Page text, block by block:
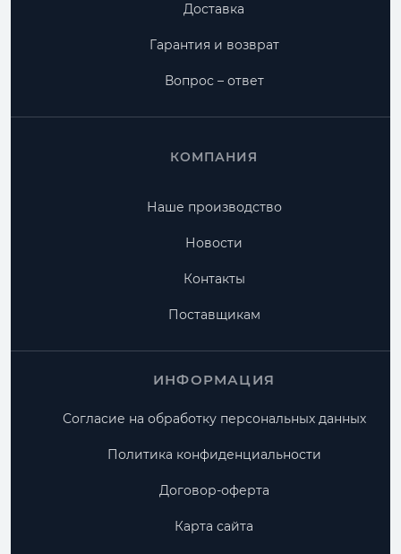
Доставка
Гарантия и возврат
Вопрос – ответ
КОМПАНИЯ
Наше производство
Новости
Контакты
Поставщикам
ИНФОРМАЦИЯ
Согласие на обработку персональных данных
Политика конфиденциальности
Договор-оферта
Карта сайта